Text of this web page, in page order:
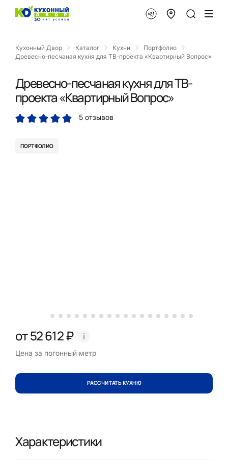
Кухонный Двор Каталог Кухни
Портфолио
Древесно-песчаная кухня для ТВ-проекта «Квартирный Вопрос»
Древесно-песчаная кухня для ТВ-
проекта «Квартирный Вопрос»
5 отзывов
ПОРТФОЛИО
от 52 612 ₽
Цена за погонный метр
РАССЧИТАТЬ КУХНЮ
Характеристики